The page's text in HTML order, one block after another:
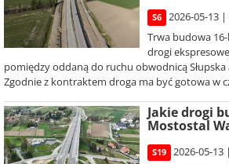
S6
2026-05-13 |
Trwa budowa
drogi
pomiędzy oddaną do ruchu obwodnicą Słupska
Zgodnie z kontraktem droga ma być gotowa w
Jakie drogi
Mostostal
S19
2026-05-13